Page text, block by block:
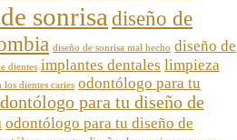
sonrisa diseño de
diseño de sonrisa mal hecho diseño de
dientes implantes dentales limpieza
los dientes caries odontólogo para tu
para tu diseño de
odontólogo para tu diseño de